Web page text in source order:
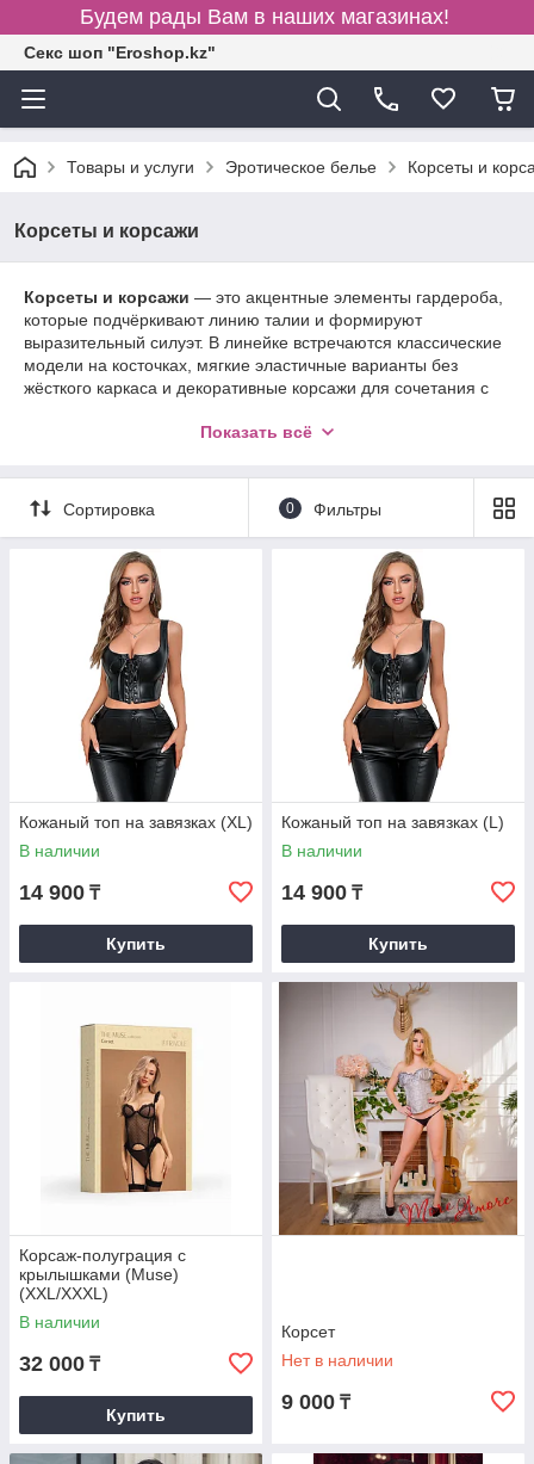
Будем рады Вам в наших магазинах!
Секс шоп "Eroshop.kz"
Товары и услуги Эротическое белье Корсеты и
Корсеты и корсажи
Корсеты и корсажи — это акцентные элементы гардероба,
которые подчёркивают линию талии и формируют
выразительный силуэт. В линейке встречаются классические
модели на косточках, мягкие эластичные варианты без
жёсткого каркаса и декоративные корсажи для сочетания с
жаккард, микрофибра) удерживают форму, а шнуровка или
под фигуру. При выборе обращайте внимание на длину
изделия (под грудь или полный вариант), количество
косточек, плотность ткани и комфорт в движении. Такие
поверх рубашек, боди, платьев. Уход сводится к деликатной
ручной стирке в прохладной воде без отбеливателей и
агрессивных средств, сушке на ровной поверхности вдали от
нагрева. Корсеты и корсажи — не только про визуальный
акцент, но и про уверенность в посадке и осанке.
Показать всё
Сортировка 0 Фильтры
Кожаный топ на завязках (XL)
В наличии
14 900 ₸
Купить
Кожаный топ на завязках (L)
В наличии
14 900 ₸
Купить
Корсаж-полуграция с
крылышками (Muse)
(XXL/XXXL)
В наличии
32 000 ₸
Купить
Корсет
Нет в наличии
9 000 ₸